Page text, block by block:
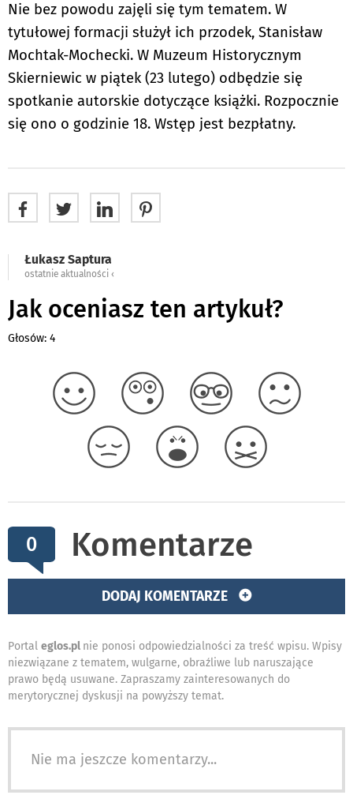
Nie bez powodu zajęli się tym tematem. W
tytułowej formacji służył ich przodek, Stanisław
Mochtak-Mochecki. W Muzeum Historycznym
Skierniewic w piątek (23 lutego) odbędzie się
spotkanie autorskie dotyczące książki. Rozpocznie
się ono o godzinie 18. Wstęp jest bezpłatny.
Łukasz Saptura
ostatnie aktualności ‹
Jak oceniasz ten artykuł?
Głosów: 4
0 Komentarze
DODAJ KOMENTARZE
Portal eglos.pl nie ponosi odpowiedzialności za treść wpisu. Wpisy
niezwiązane z tematem, wulgarne, obraźliwe lub naruszające
prawo będą usuwane. Zapraszamy zainteresowanych do
merytorycznej dyskusji na powyższy temat.
Nie ma jeszcze komentarzy...